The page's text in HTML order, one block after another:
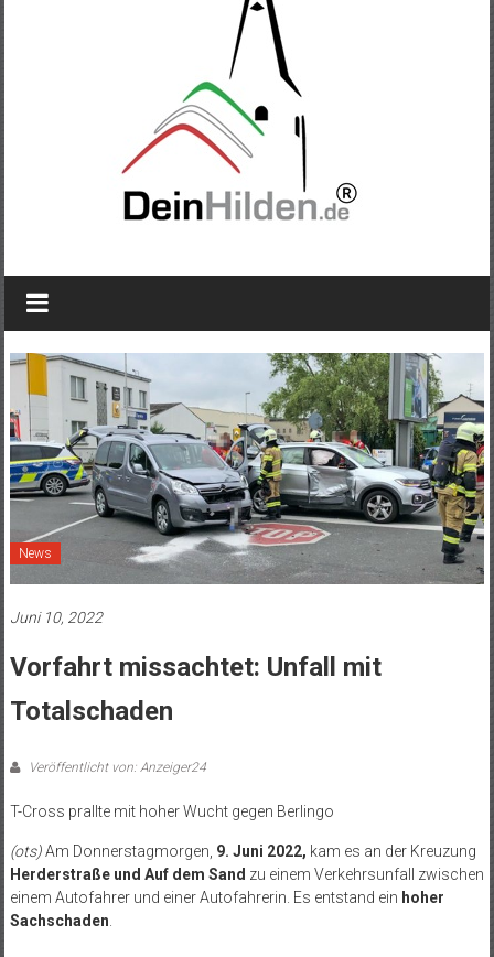
News
Juni 10, 2022
Vorfahrt missachtet: Unfall mit
Totalschaden
Veröffentlicht von: Anzeiger24
T-Cross prallte mit hoher Wucht gegen Berlingo
(ots)Am Donnerstagmorgen, 9. Juni 2022, kam es an der Kreuzung
Herderstraße und Auf dem Sand zu einem Verkehrsunfall zwischen
einem Autofahrer und einer Autofahrerin. Es entstand ein hoher
Sachschaden